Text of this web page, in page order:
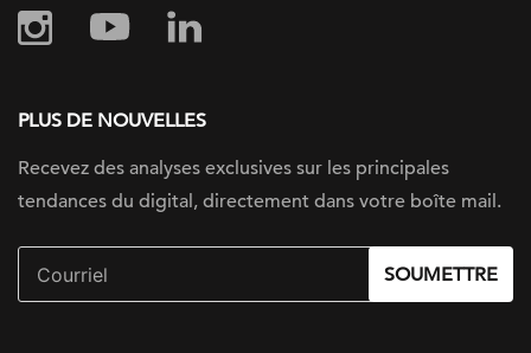
PLUS DE NOUVELLES
Recevez des analyses exclusives sur les principales
tendances du digital, directement dans votre boîte mail.
SOUMETTRE